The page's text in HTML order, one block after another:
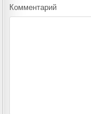
Комментарий